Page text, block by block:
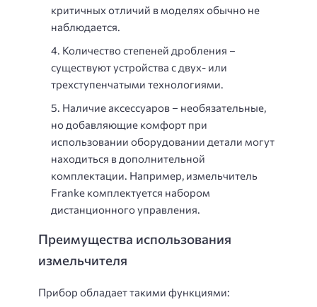
критичных отличий в моделях обычно не
наблюдается.
Количество степеней дробления –
существуют устройства с двух- или
трехступенчатыми технологиями.
Наличие аксессуаров – необязательные,
но добавляющие комфорт при
использовании оборудовании детали могут
находиться в дополнительной
комплектации. Например, измельчитель
Franke комплектуется набором
дистанционного управления.
Преимущества использования
измельчителя
Прибор обладает такими функциями: